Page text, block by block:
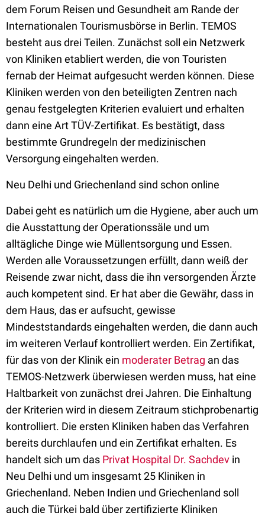
dem Forum Reisen und Gesundheit am Rande der
Internationalen Tourismusbörse in Berlin. TEMOS
besteht aus drei Teilen. Zunächst soll ein Netzwerk
von Kliniken etabliert werden, die von Touristen
fernab der Heimat aufgesucht werden können. Diese
Kliniken werden von den beteiligten Zentren nach
genau festgelegten Kriterien evaluiert und erhalten
dann eine Art TÜV-Zertifikat. Es bestätigt, dass
bestimmte Grundregeln der medizinischen
Versorgung eingehalten werden.
Neu Delhi und Griechenland sind schon online
Dabei geht es natürlich um die Hygiene, aber auch um
die Ausstattung der Operationssäle und um
alltägliche Dinge wie Müllentsorgung und Essen.
Werden alle Voraussetzungen erfüllt, dann weiß der
Reisende zwar nicht, dass die ihn versorgenden Ärzte
auch kompetent sind. Er hat aber die Gewähr, dass in
dem Haus, das er aufsucht, gewisse
Mindeststandards eingehalten werden, die dann auch
im weiteren Verlauf kontrolliert werden. Ein Zertifikat,
für das von der Klinik ein moderater Betrag an das
TEMOS-Netzwerk überwiesen werden muss, hat eine
Haltbarkeit von zunächst drei Jahren. Die Einhaltung
der Kriterien wird in diesem Zeitraum stichprobenartig
kontrolliert. Die ersten Kliniken haben das Verfahren
bereits durchlaufen und ein Zertifikat erhalten. Es
handelt sich um das Privat Hospital Dr. Sachdev in
Neu Delhi und um insgesamt 25 Kliniken in
Griechenland. Neben Indien und Griechenland soll
auch die Türkei bald über zertifizierte Kliniken